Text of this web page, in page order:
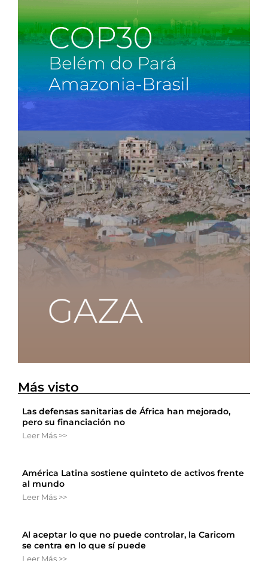
Más visto
Las defensas sanitarias de África han mejorado,
pero su financiación no
Leer Más >>
América Latina sostiene quinteto de activos frente
al mundo
Leer Más >>
Al aceptar lo que no puede controlar, la Caricom
se centra en lo que sí puede
Leer Más >>